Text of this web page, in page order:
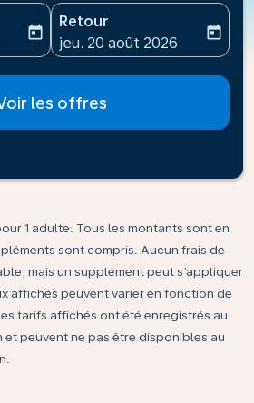
date-aria-label
today
Retour
fc-booking-return-date-
jeu. 20 août 2026
today
les offres
1 adulte. Tous les montants sont en
sont compris. Aucun frais de
mais un supplément peut s’appliquer
affichés peuvent varier en fonction de
tarifs affichés ont été enregistrés au
et peuvent ne pas être disponibles au